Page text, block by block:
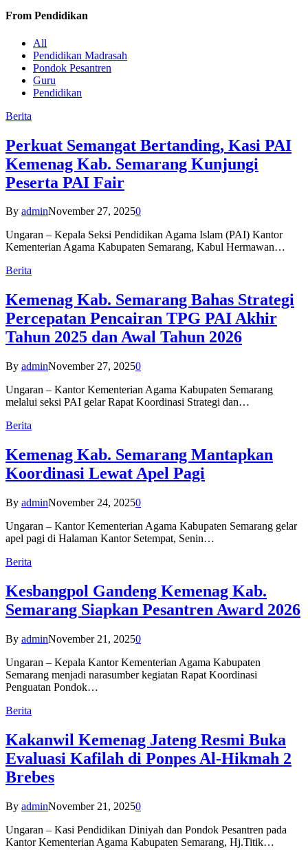
From Pendidikan
All
Pendidikan Madrasah
Pondok Pesantren
Guru
Pendidikan
Berita
Perkuat Semangat Bertanding, Kasi PAI
Kemenag Kab. Semarang Kunjungi
Peserta PAI Fair
By adminNovember 27, 20250
Ungaran – Kepala Seksi Pendidikan Agama Islam (PAI) Kantor
Kementerian Agama Kabupaten Semarang, Kabul Hermawan…
Berita
Kemenag Kab. Semarang Bahas Strategi
Percepatan Pencairan TPG PAI Akhir
Tahun 2025 dan Awal Tahun 2026
By adminNovember 27, 20250
Ungaran – Kantor Kementerian Agama Kabupaten Semarang
melalui seksi PAI gelar Rapat Koordinasi Strategi dan…
Berita
Kemenag Kab. Semarang Mantapkan
Koordinasi Lewat Apel Pagi
By adminNovember 24, 20250
Ungaran – Kantor Kementerian Agama Kabupaten Semarang gelar
apel pagi di Halaman Kantor Setempat, Senin…
Berita
Kesbangpol Gandeng Kemenag Kab.
Semarang Siapkan Pesantren Award 2026
By adminNovember 21, 20250
Ungaran – Kepala Kantor Kementerian Agama Kabupaten
Semarang menjadi narasumber kegiatan Rapat Koordinasi
Penguatan Pondok…
Berita
Kakanwil Kemenag Jateng Resmi Buka
Evaluasi Kafilah di Ponpes Al-Hikmah 2
Brebes
By adminNovember 21, 20250
Ungaran – Kasi Pendidikan Diniyah dan Pondok Pesantren pada
Kantor Kementerian Agama Kabupaten Semarang, Hj.Titik…